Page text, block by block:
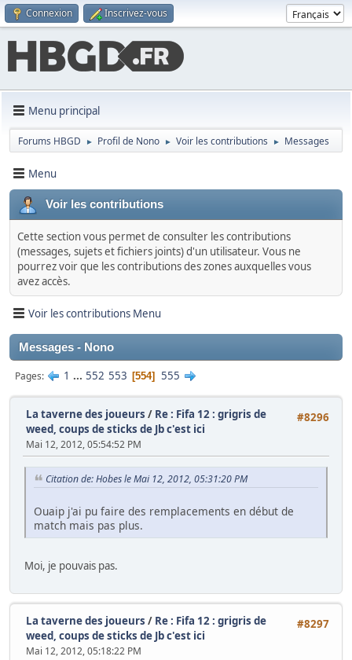
Connexion Inscrivez-vous
Menu principal
Forums HBGD ► Profil de Nono ► Voir les contributions ► Messages
Menu
Voir les contributions
Cette section vous permet de consulter les contributions
(messages, sujets et fichiers joints) d'un utilisateur. Vous ne
pourrez voir que les contributions des zones auxquelles vous
avez accès.
Voir les contributions Menu
Messages - Nono
Pages 1 ... 552 553 554 555
#8296
La taverne des joueurs / Re : Fifa 12 : grigris de
weed, coups de sticks de Jb c'est ici
Mai 12, 2012, 05:54:52 PM
Citation de: Hobes le Mai 12, 2012, 05:31:20 PM
Ouaip j'ai pu faire des remplacements en début de
match mais pas plus.
Moi, je pouvais pas.
#8297
La taverne des joueurs / Re : Fifa 12 : grigris de
weed, coups de sticks de Jb c'est ici
Mai 12, 2012, 05:18:22 PM